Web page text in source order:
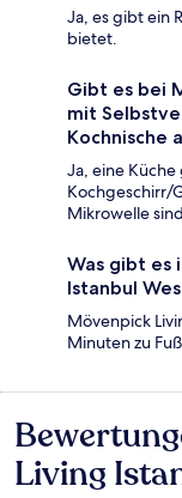
Ja, es gibt ein
bietet.
Gibt es bei
mit
Kochnische
Ja, eine Küche
Kochgeschirr/
Mikrowelle
Was gibt es
Istanbul
Mövenpick
Minuten zu
Living